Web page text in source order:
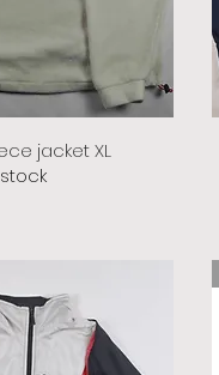
jacket XL